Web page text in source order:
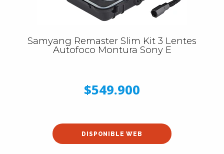
Samyang Remaster Slim Kit 3 Lentes
Autofoco Montura Sony E
$549.900
DISPONIBLE WEB